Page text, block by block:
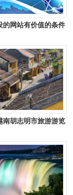
的网站有价值的条件
南胡志明市旅游游览